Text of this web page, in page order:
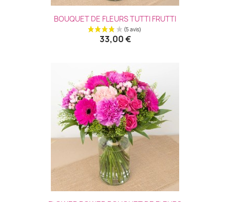
BOUQUET DE FLEURS TUTTI FRUTTI
33,00 €